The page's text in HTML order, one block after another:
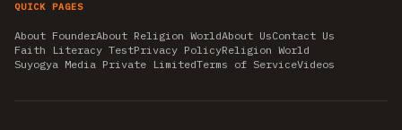
QUICK PAGES
About FounderAbout Religion WorldAbout UsContact Us
Faith Literacy TestPrivacy PolicyReligion World
Suyogya Media Private LimitedTerms of ServiceVideos